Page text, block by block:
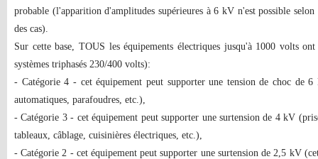
probable (l'apparition d'amplitudes supérieures à 6 kV n'est possible selon
des cas).
Sur cette base, TOUS les équipements électriques jusqu'à 1000 volts
systèmes triphasés 230/400 volts):
- Catégorie 4 - cet équipement peut supporter une tension de choc de 6
automatiques, parafoudres, etc.),
- Catégorie 3 - cet équipement peut supporter une surtension de 4 kV
tableaux, câblage, cuisinières électriques, etc.),
- Catégorie 2 - cet équipement peut supporter une surtension de 2,5 kV